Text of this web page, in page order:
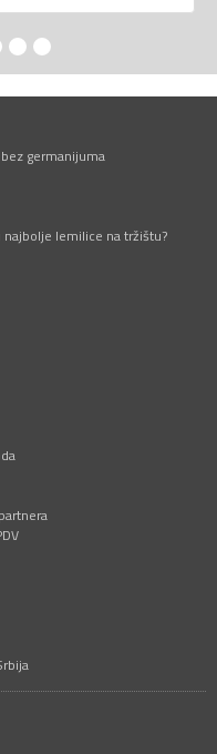
germanijuma
lemilice na tržištu?